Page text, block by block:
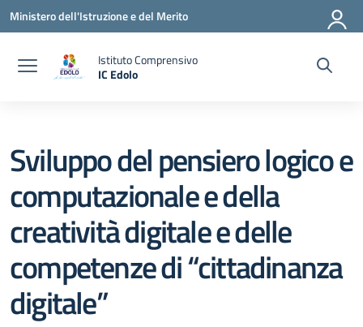
Vai ai contenuti
Vai al menu di navigazione
Vai al footer
Ministero dell'Istruzione e del Merito
Istituto Comprensivo
IC Edolo
Sviluppo del pensiero logico e
computazionale e della
creatività digitale e delle
competenze di “cittadinanza
digitale”